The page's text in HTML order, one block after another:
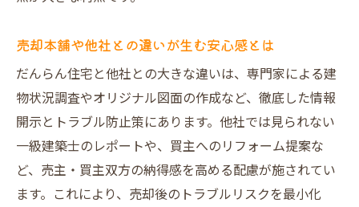
売却本舗や他社との違いが生む安心感とは
だんらん住宅と他社との大きな違いは、専門家による建
物状況調査やオリジナル図面の作成など、徹底した情報
開示とトラブル防止策にあります。他社では見られない
一級建築士のレポートや、買主へのリフォーム提案な
ど、売主・買主双方の納得感を高める配慮が施されてい
ます。これにより、売却後のトラブルリスクを最小化